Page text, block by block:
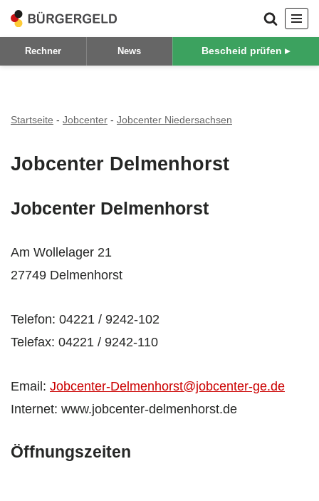
Zum
Inhalt
Rechner News Bescheid prüfen ▸
Startseite - Jobcenter - Jobcenter Niedersachsen
Jobcenter Delmenhorst
Jobcenter Delmenhorst
Am Wollelager 21
27749 Delmenhorst
Telefon: 04221 / 9242-102
Telefax: 04221 / 9242-110
Email: Jobcenter-Delmenhorst@jobcenter-ge.de
Internet: www.jobcenter-delmenhorst.de
Öffnungszeiten